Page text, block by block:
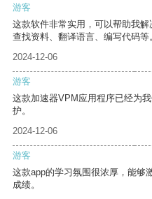
游客
这款软件非常实用，可以帮助我
查找资料、翻译语言、编写代码等
2024-12-06
游客
这款加速器VPM应用程序已经为
护。
2024-12-06
游客
这款app的学习氛围很浓厚，能够
成绩。